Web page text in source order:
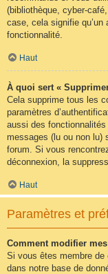
(bibliothèque, cyber-
case, cela signifie
fonctionnalité.
Haut
À quoi sert «
Cela supprime tous les
paramètres
aussi des
messages (lu ou non lu)
forum. Si vous
déconnexion, la
Haut
Paramètres et
Comment modifier
Si vous êtes membre
dans notre base de